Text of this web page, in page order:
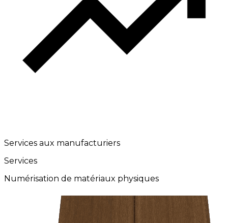
Services aux manufacturiers
Services
Numérisation de matériaux physiques